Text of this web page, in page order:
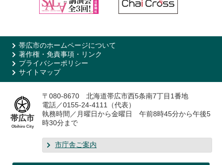
帯広市のホームページについて
著作権・免責事項・リンク
プライバシーポリシー
サイトマップ
帯広市
Obihiro City
〒080-8670 北海道帯広市西5条南7丁目1番地
電話／0155-24-4111（代表）
執務時間／月曜日から金曜日 午前8時45分から午後5
時30分まで
市庁舎ご案内